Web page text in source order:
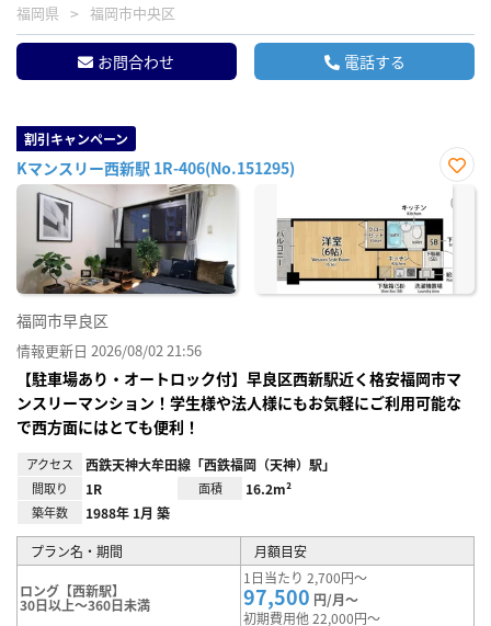
福岡県 福岡市中央区
お問合わせ 電話する
割引キャンペーン
Kマンスリー西新駅 1R-406(No.151295)
お気
に入
り登
録
福岡市早良区
情報更新日 2026/08/02 21:56
【駐車場あり・オートロック付】早良区西新駅近く格安福岡市マ
ンスリーマンション！学生様や法人様にもお気軽にご利用可能な
で西方面にはとても便利！
アクセス 西鉄天神大牟田線「西鉄福岡（天神）駅」
間取り 1R 面積 16.2m²
築年数 1988年 1月 築
プラン名・期間 月額目安
ロング【西新駅】
30日以上～360日未満
1日当たり 2,700円～
97,500 円/月～
初期費用他 22,000円～